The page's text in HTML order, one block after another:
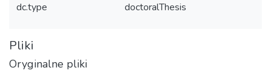
dc.type doctoralThesis
Pliki
Oryginalne pliki